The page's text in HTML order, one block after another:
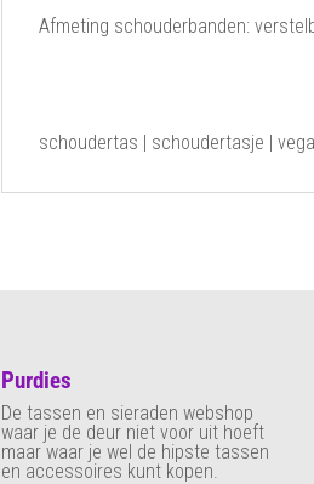
Afmeting schouderbanden:
schoudertas | schoudertasje |
Purdies
De tassen en sieraden webshop
waar je de deur niet voor uit hoeft
maar waar je wel de hipste tassen
en accessoires kunt kopen.